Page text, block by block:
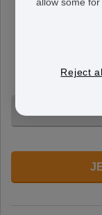
einen von
Reject